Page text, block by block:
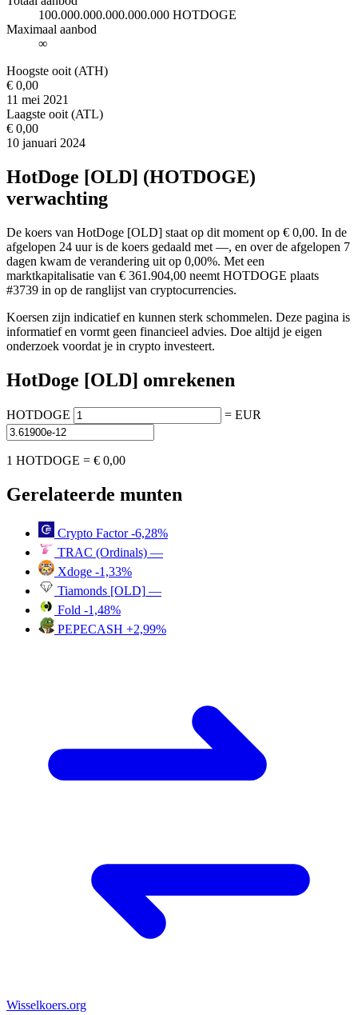
100.000.000.000.000.000 HOTDOGE
Maximaal aanbod
∞
Hoogste ooit (ATH)
€ 0,00
11 mei 2021
Laagste ooit (ATL)
€ 0,00
10 januari 2024
HotDoge [OLD] (HOTDOGE)
verwachting
De koers van HotDoge [OLD] staat op dit moment op € 0,00. In de
afgelopen 24 uur is de koers gedaald met —, en over de afgelopen 7
dagen kwam de verandering uit op 0,00%. Met een
marktkapitalisatie van € 361.904,00 neemt HOTDOGE plaats
#3739 in op de ranglijst van cryptocurrencies.
Koersen zijn indicatief en kunnen sterk schommelen. Deze pagina is
informatief en vormt geen financieel advies. Doe altijd je eigen
onderzoek voordat je in crypto investeert.
HotDoge [OLD] omrekenen
HOTDOGE = EUR
1 HOTDOGE = € 0,00
Gerelateerde munten
Crypto Factor -6,28%
TRAC (Ordinals) —
Xdoge -1,33%
Tiamonds [OLD] —
Fold -1,48%
PEPECASH +2,99%
Wisselkoers.org